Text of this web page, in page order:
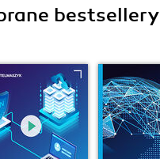
bestsellery